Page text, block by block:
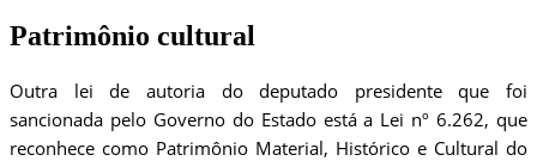
Patrimônio cultural
Outra lei de autoria do deputado presidente que foi
sancionada pelo Governo do Estado está a Lei nº 6.262, que
reconhece como Patrimônio Material, Histórico e Cultural do